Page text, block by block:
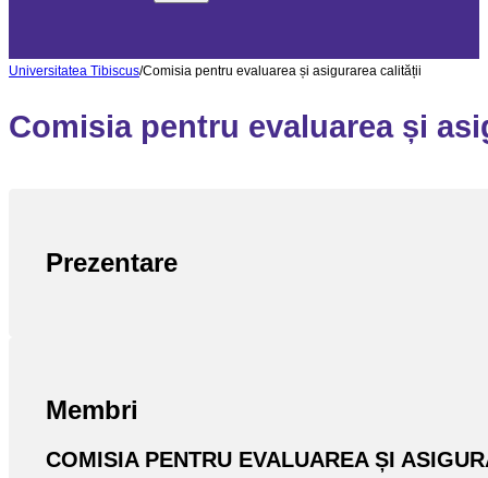
Universitatea Tibiscus/Comisia pentru evaluarea și asigurarea calității
Comisia pentru evaluarea și
Prezentare
Membri
COMISIA PENTRU EVALUAREA ȘI